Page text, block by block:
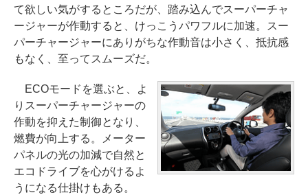
て欲しい気がするところだが、踏み込んでスーパーチャ
ージャーが作動すると、けっこうパワフルに加速。スー
パーチャージャーにありがちな作動音は小さく、抵抗感
もなく、至ってスムーズだ。
ECOモードを選ぶと、よ
りスーパーチャージャーの
作動を抑えた制御となり、
燃費が向上する。メーター
パネルの光の加減で自然と
エコドライブを心がけるよ
うになる仕掛けもある。